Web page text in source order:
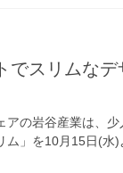
でスリムな
の岩谷産業は、
ム」を10月15日(